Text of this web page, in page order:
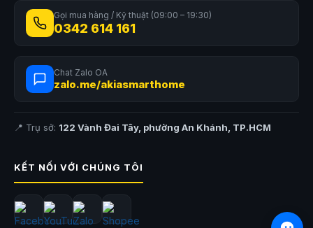
Gọi mua hàng / Kỹ thuật (09:00 – 19:30)
0342 614 161
Chat Zalo OA
zalo.me/akiasmarthome
📍 Trụ sở: 122 Vành Đai Tây, phường An Khánh, TP.HCM
KẾT NỐI VỚI CHÚNG TÔI